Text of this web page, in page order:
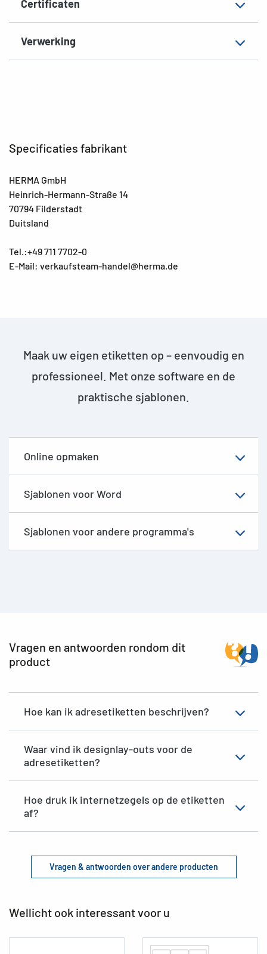
Certificaten
Verwerking
Specificaties fabrikant
HERMA GmbH
Heinrich-Hermann-Straße 14
70794 Filderstadt
Duitsland
Tel.:+49 711 7702-0
E-Mail: verkaufsteam-handel@herma.de
Maak uw eigen etiketten op – eenvoudig en
professioneel. Met onze software en de
praktische sjablonen.
Online opmaken
Sjablonen voor Word
Sjablonen voor andere programma's
Vragen en antwoorden rondom dit
product
Hoe kan ik adresetiketten beschrijven?
Waar vind ik designlay-outs voor de
adresetiketten?
Hoe druk ik internetzegels op de etiketten
af?
Vragen & antwoorden over andere producten
Wellicht ook interessant voor u